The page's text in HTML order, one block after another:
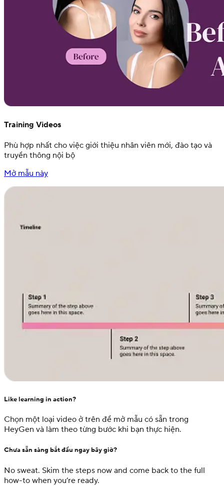
Training Videos
Phù hợp nhất cho việc giới thiệu nhân viên mới, đào tạo và
truyền thông nội bộ
Mở mẫu này
Like learning in action?
Chọn một loại video ở trên để mở mẫu có sẵn trong
HeyGen và làm theo từng bước khi bạn thực hiện.
Chưa sẵn sàng bắt đầu ngay bây giờ?
No sweat. Skim the steps now and come back to the full
how-to when you’re ready.